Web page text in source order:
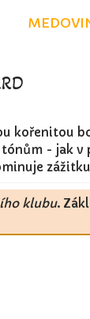
kořenitou
- jak v
klubu.